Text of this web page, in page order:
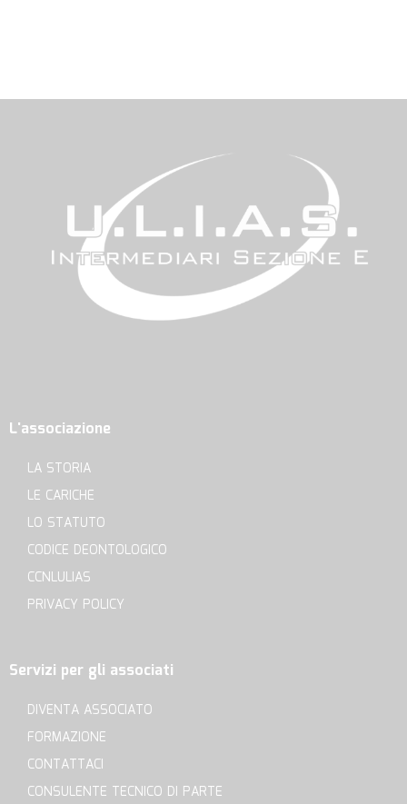
L'associazione
LA STORIA
LE CARICHE
LO STATUTO
CODICE DEONTOLOGICO
CCNLULIAS
PRIVACY POLICY
Servizi per gli associati
DIVENTA ASSOCIATO
FORMAZIONE
CONTATTACI
CONSULENTE TECNICO DI PARTE